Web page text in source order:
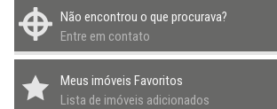
Não encontrou o que procurava?
Entre em contato
Meus imóveis Favoritos
Lista de imóveis adicionados